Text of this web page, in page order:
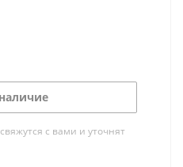
с вами и уточнят